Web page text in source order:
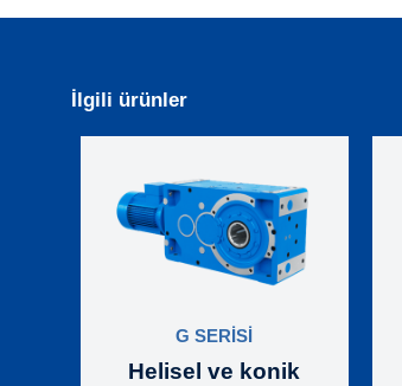
İlgili ürünler
G SERİSİ
Helisel ve konik